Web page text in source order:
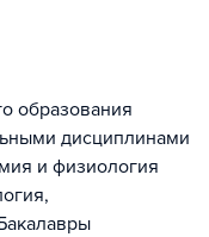
образования
дисциплинами
и физиология